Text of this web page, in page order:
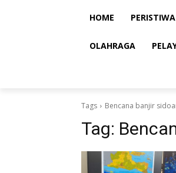
HOME PERISTIWA
OLAHRAGA
Tags Bencana banjir
Tag: